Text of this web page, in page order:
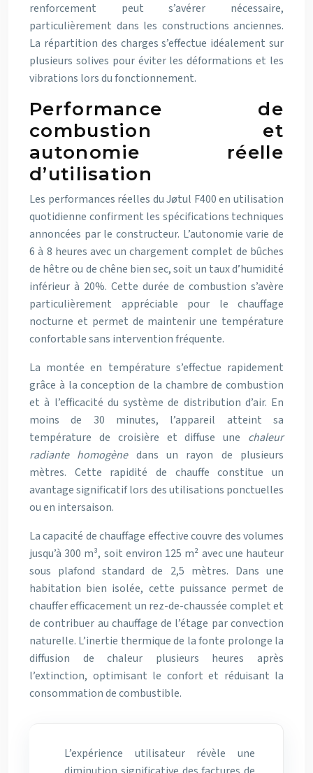
renforcement peut s’avérer nécessaire,
particulièrement dans les constructions anciennes.
La répartition des charges s’effectue idéalement sur
plusieurs solives pour éviter les déformations et les
vibrations lors du fonctionnement.
Performance de
combustion et
autonomie réelle
d’utilisation
Les performances réelles du Jøtul F400 en utilisation
quotidienne confirment les spécifications techniques
annoncées par le constructeur. L’autonomie varie de
6 à 8 heures avec un chargement complet de bûches
de hêtre ou de chêne bien sec, soit un taux d’humidité
inférieur à 20%. Cette durée de combustion s’avère
particulièrement appréciable pour le chauffage
nocturne et permet de maintenir une température
confortable sans intervention fréquente.
La montée en température s’effectue rapidement
grâce à la conception de la chambre de combustion
et à l’efficacité du système de distribution d’air. En
moins de 30 minutes, l’appareil atteint sa
température de croisière et diffuse une chaleur
radiante homogène dans un rayon de plusieurs
mètres. Cette rapidité de chauffe constitue un
avantage significatif lors des utilisations ponctuelles
ou en intersaison.
La capacité de chauffage effective couvre des volumes
jusqu’à 300 m³, soit environ 125 m² avec une hauteur
sous plafond standard de 2,5 mètres. Dans une
habitation bien isolée, cette puissance permet de
chauffer efficacement un rez-de-chaussée complet et
de contribuer au chauffage de l’étage par convection
naturelle. L’inertie thermique de la fonte prolonge la
diffusion de chaleur plusieurs heures après
l’extinction, optimisant le confort et réduisant la
consommation de combustible.
L’expérience utilisateur révèle une